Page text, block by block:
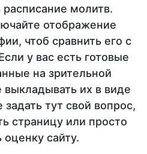
расписание молитв.
отображение
чтоб сравнить его с
у вас есть готовые
на зрительной
их в виде
тут свой вопрос,
страницу или просто
оценку сайту.